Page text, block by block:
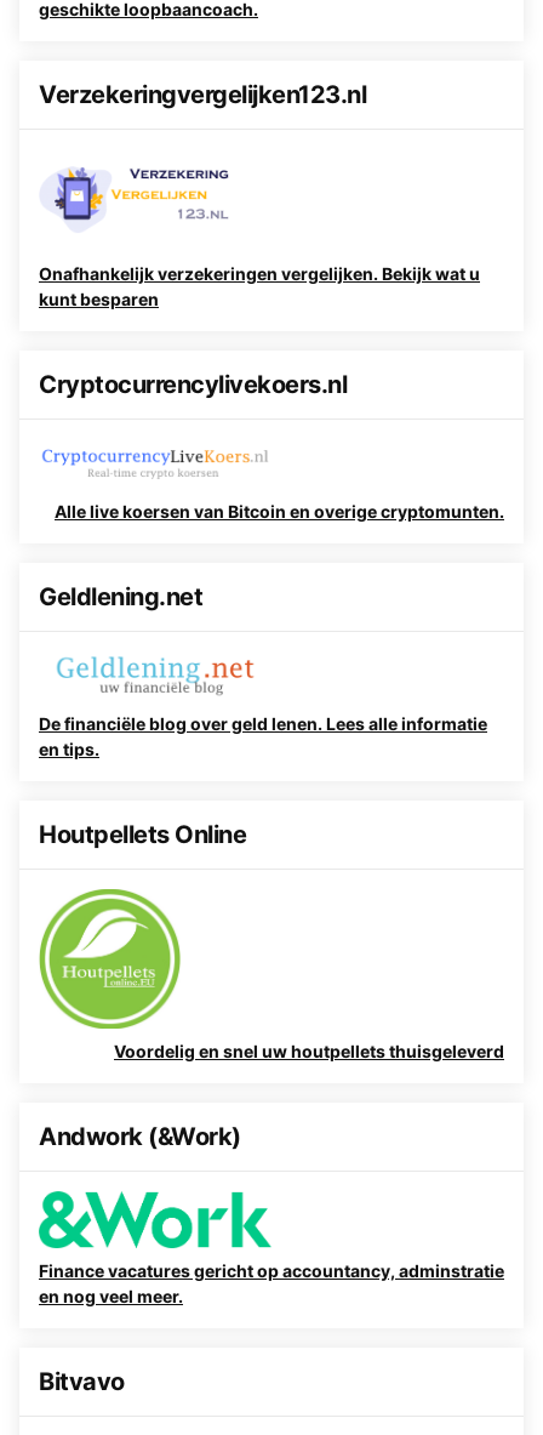
geschikte loopbaancoach.
Verzekeringvergelijken123.nl
Onafhankelijk verzekeringen vergelijken. Bekijk wat u
kunt besparen
Cryptocurrencylivekoers.nl
Alle live koersen van Bitcoin en overige cryptomunten.
Geldlening.net
De financiële blog over geld lenen. Lees alle informatie
en tips.
Houtpellets Online
Voordelig en snel uw houtpellets thuisgeleverd
Andwork (&Work)
Finance vacatures gericht op accountancy, adminstratie
en nog veel meer.
Bitvavo